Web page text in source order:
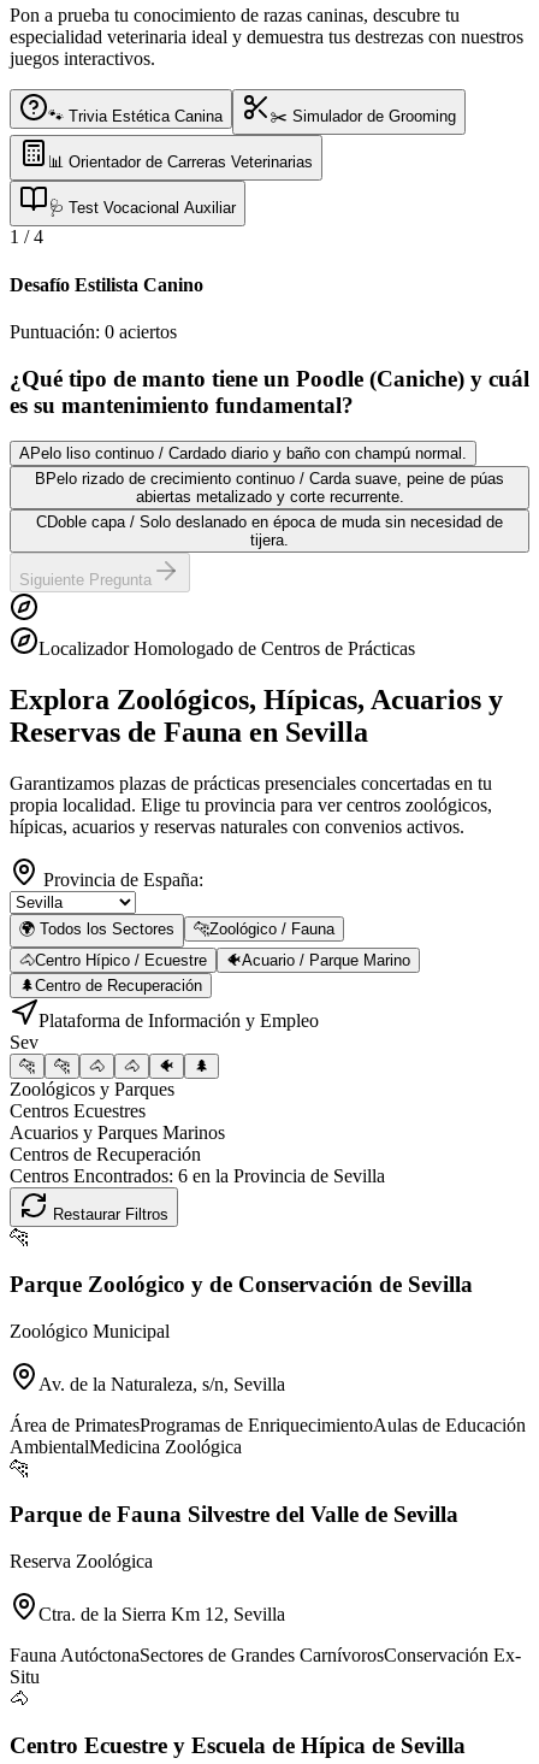
Pon a prueba tu conocimiento de razas caninas, descubre tu
especialidad veterinaria ideal y demuestra tus destrezas con nuestros
juegos interactivos.
🐾 Trivia Estética Canina ✂️ Simulador de Grooming
📊 Orientador de Carreras Veterinarias
🩺 Test Vocacional Auxiliar
1 /4
Desafío Estilista Canino
Puntuación: 0 aciertos
¿Qué tipo de manto tiene un Poodle (Caniche) y cuál
es su mantenimiento fundamental?
APelo liso continuo / Cardado diario y baño con champú normal.
B Pelo rizado de crecimiento continuo / Carda suave, peine de púas
abiertas metalizado y corte recurrente.
CDoble capa / Solo deslanado en época de muda sin necesidad de
tijera.
Siguiente Pregunta
Localizador Homologado de Centros de Prácticas
Explora Zoológicos, Hípicas, Acuarios y
Reservas de Fauna en Sevilla
Garantizamos plazas de prácticas presenciales concertadas en tu
propia localidad. Elige tu provincia para ver centros zoológicos,
hípicas, acuarios y reservas naturales con convenios activos.
Provincia de España:
🌍 Todos los Sectores 🐆Zoológico / Fauna
🐴Centro Hípico / Ecuestre 🐠Acuario / Parque Marino
🌲Centro de Recuperación
Plataforma de Información y Empleo
Sev
🐆 🐆 🐴 🐴 🐠 🌲
Zoológicos y Parques
Centros Ecuestres
Acuarios y Parques Marinos
Centros de Recuperación
Centros Encontrados: 6 en la Provincia de Sevilla
Restaurar Filtros
🐆
Parque Zoológico y de Conservación de Sevilla
Zoológico Municipal
Av. de la Naturaleza, s/n, Sevilla
Área de PrimatesProgramas de EnriquecimientoAulas de Educación
AmbientalMedicina Zoológica
🐆
Parque de Fauna Silvestre del Valle de Sevilla
Reserva Zoológica
Ctra. de la Sierra Km 12, Sevilla
Fauna AutóctonaSectores de Grandes CarnívorosConservación Ex-
Situ
🐴
Centro Ecuestre y Escuela de Hípica de Sevilla